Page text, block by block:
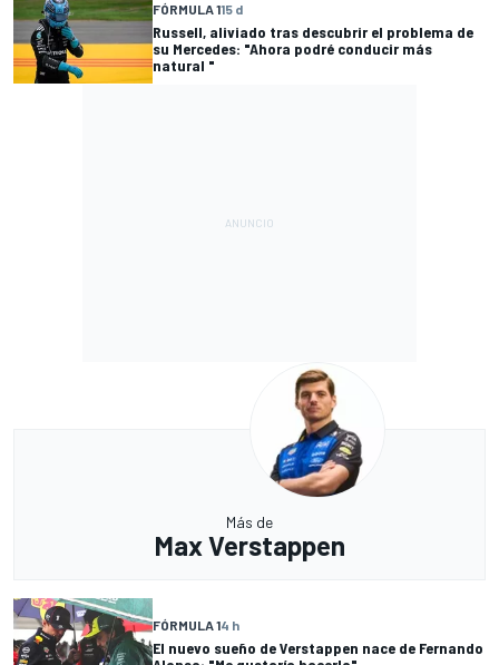
FÓRMULA 115 d
Russell, aliviado tras descubrir el problema de
su Mercedes: "Ahora podré conducir más
natural "
Más de
Max Verstappen
FÓRMULA 14 h
El nuevo sueño de Verstappen nace de Fernando